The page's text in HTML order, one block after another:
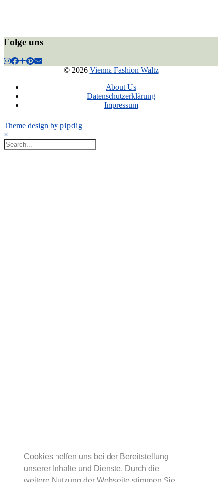
Cookies helfen uns bei der Bereitstellung
unserer Inhalte und Dienste. Durch die
Folge uns
© 2026 Vienna Fashion Waltz
About Us
Datenschutzerklärung
Impressum
Theme design by pipdig
×